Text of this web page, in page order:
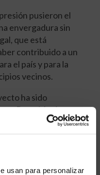
usan para personalizar
pusieron el
envergadura sin
que está
contribuido a un
el país y para la
vecinos.
ha sido
Pascal Autin, un
empresa, y a quien
aquí.
los equipos por